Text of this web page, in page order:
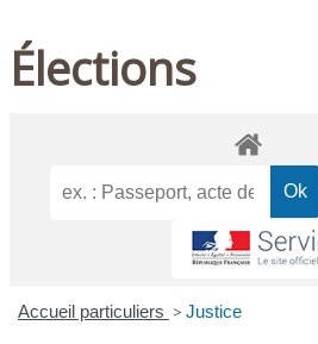
Élections
Accueil particuliers > Justice